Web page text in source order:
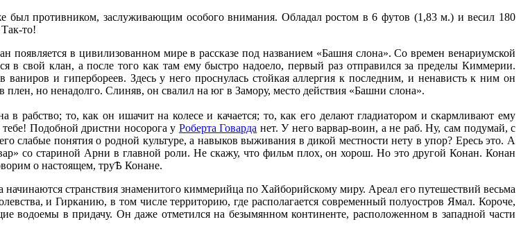
противником, заслуживающим особого внимания. Обладал ростом в 6 футов (1,83 м.) и весил 180
то!
появляется в цивилизованном мире в рассказе под названием «Башня слона». Со времен венариумской
в свой клан, а после того как там ему быстро надоело, первый раз отправился за пределы Киммерии.
и гипербореев. Здесь у него проснулась стойкая аллергия к последним, и ненависть к ним он
но ненадолго. Слиняв, он свалил на юг в Замору, место действия «Башни слона».
рабство; то, как он ишачит на колесе и качается; то, как его делают гладиатором и скармливают ему
Подобной дристни носорога у Роберта Говарда нет. У него варвар-воин, а не раб. Ну, сам подумай, с
слабые понятия о родной культуре, а навыков выживания в дикой местности нету в упор? Ересь это. А
со стариной Арни в главной роли. Не скажу, что фильм плох, он хорош. Но это другой Конан. Конан
о настоящем, труѢ Конане.
странствия знаменитого киммерийца по Хайборийскому миру. Ареал его путешествий весьма
и Гирканию, в том числе территорию, где располагается современный полуостров Ямал. Короче,
водоемы в придачу. Он даже отметился на безымянном континенте, расположенном в западной части